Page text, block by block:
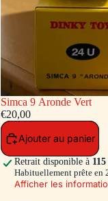
Simca 9 Aronde Vert
€20,00
Ajouter au panier
Retrait disponible à
Habituellement prête en
Afficher les